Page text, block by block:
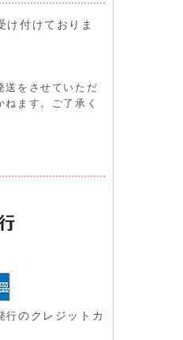
け付けておりま
送をさせていただ
ます。ご了承く
行のクレジットカ